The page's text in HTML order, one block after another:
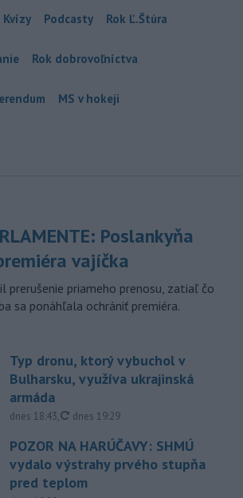
Kvízy Podcasty Rok Ľ.Štúra
Rok dobrovoľníctva
MS v hokeji
Poslankyňa
vajíčka
prerušenie priameho prenosu, zatiaľ čo
sa ponáhľala ochrániť premiéra.
Typ dronu, ktorý vybuchol v
Bulharsku, využíva ukrajinská
armáda
dnes 18:43, aktualizované
dnes 19:29
POZOR NA HARÚČAVY: SHMÚ
vydalo výstrahy prvého stupňa
pred teplom